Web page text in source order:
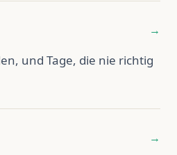
und Tage, die nie richtig
→
→